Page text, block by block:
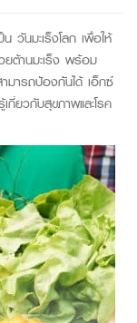
นมะเร็งโลก เพื่อให้
ยต้านมะเร็ง พร้อม
ามารถป้องกันได้ เอ็กซ์
ยวกับสุขภาพและโรค